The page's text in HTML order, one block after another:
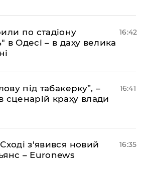
по стадіону
Одесі – в даху велика
16:42
під табакерку”, –
сценарій краху влади
16:41
з'явився новий
– Euronews
16:35